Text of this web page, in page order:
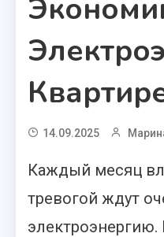
14.09.2025
Каждый месяц
тревогой ждут
электроэнергию.